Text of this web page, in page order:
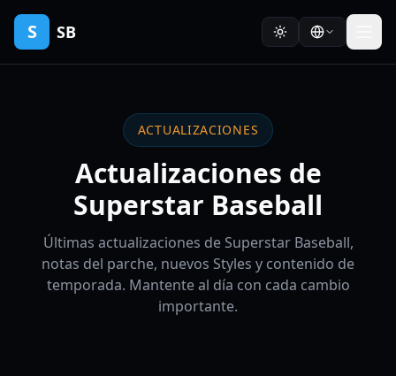
S SB
ACTUALIZACIONES
Actualizaciones de
Superstar Baseball
Últimas actualizaciones de Superstar Baseball,
notas del parche, nuevos Styles y contenido de
temporada. Mantente al día con cada cambio
importante.